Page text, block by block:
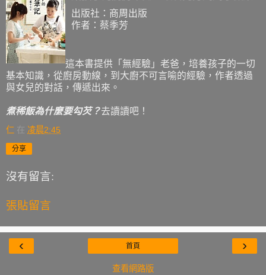
出版社：商周出版
作者：蔡季芳
這本書提供「無經驗」老爸，培養孩子的一切
基本知識，從廚房動線，到大廚不可言喻的經驗，作者透過
與女兒的對話，傳遞出來。
煮稀飯為什麼要勾芡？去讀讀吧！
仁 在 凌晨2:45
分享
沒有留言:
張貼留言
‹ ›
首頁
查看網路版